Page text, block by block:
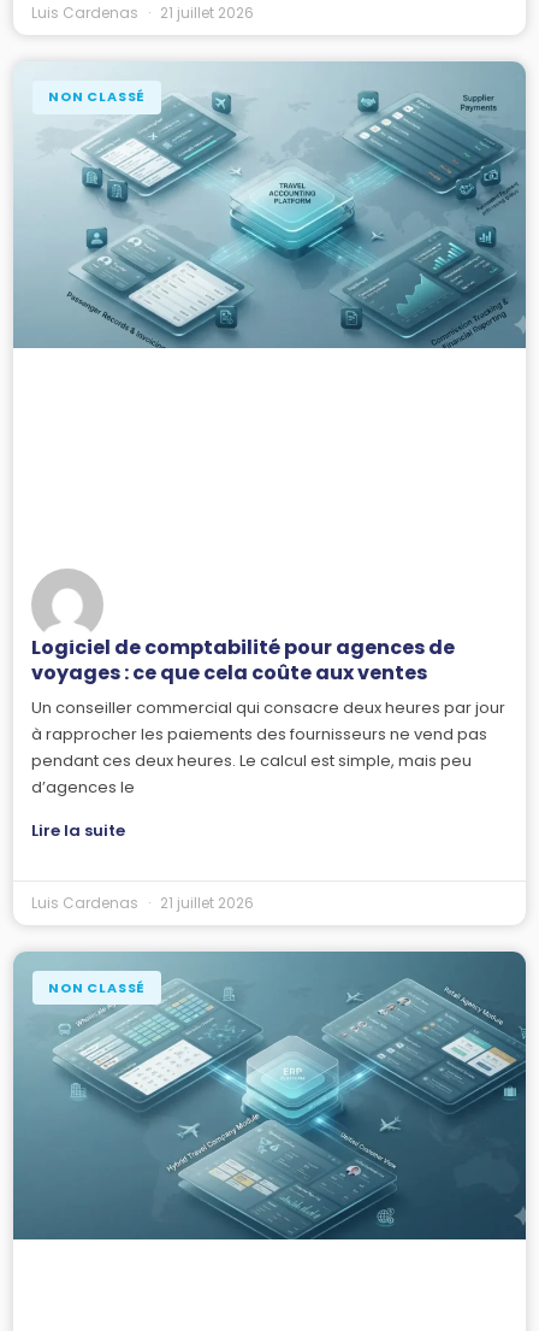
Luis Cardenas 21 juillet 2026
NON CLASSÉ
Logiciel de comptabilité pour agences de
voyages : ce que cela coûte aux ventes
Un conseiller commercial qui consacre deux heures par jour
à rapprocher les paiements des fournisseurs ne vend pas
pendant ces deux heures. Le calcul est simple, mais peu
d’agences le
Lire la suite
Luis Cardenas 21 juillet 2026
NON CLASSÉ